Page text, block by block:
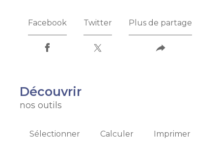
Facebook Twitter Plus de partage
découvrir
nos outils
Sélectionner Calculer Imprimer